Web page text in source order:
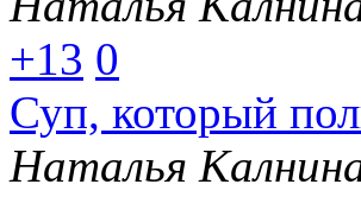
+13 0
Суп, который
Наталья